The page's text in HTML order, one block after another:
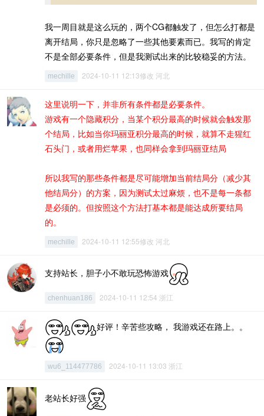
我一周目就是这么玩的，两个CG都触发了，但怎么打都是
离开结局，你只是忽略了一些其他要素而已。我写的肯定
不是全部必要条件，但是我测试出来的比较稳妥的方法。
mechille 2024-10-11 12:13修改 河北
这里说明一下，并非所有条件都是必要条件。
游戏有一个隐藏积分，当某个积分最高的时候就会触发那
个结局，比如当你玛丽亚积分最高的时候，就算不走猩红
石头门，或者用烂苹果，也同样会拿到玛丽亚结局
所以我写的那些条件都是尽可能增加当前结局分（减少其
他结局分）的方案，因为测试太过麻烦，也不是每一条都
是必须的。但按照这个方法打基本都是能达成所要结局
的。
mechille 2024-10-11 12:55修改 河北
支持站长，胆子小不敢玩恐怖游戏
chenhuan186 2024-10-11 12:54 浙江
好评！辛苦些攻略， 我游戏还在路上。。
wu6_114477786 2024-10-11 13:03 浙江
老站长好强